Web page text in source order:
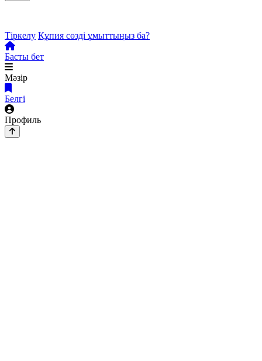
Тіркелу Құпия сөзді ұмыттыңыз ба?
Басты бет
Мәзір
Белгі
Профиль